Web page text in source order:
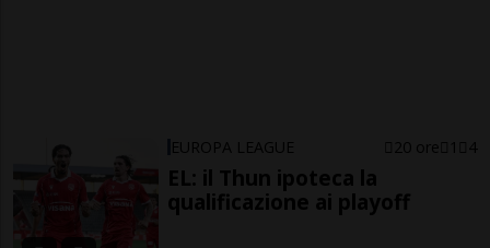
EUROPA LEAGUE 20 ore 1 4
EL: il Thun ipoteca la
qualificazione ai playoff